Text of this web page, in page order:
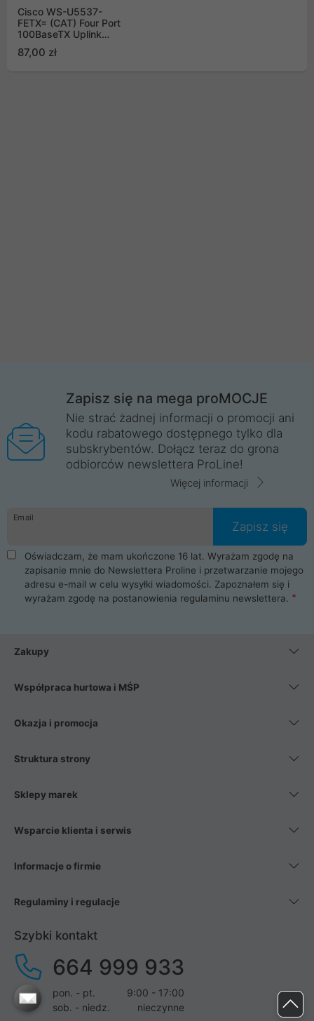
Cisco WS-U5537-
FETX= (CAT) Four Port
100BaseTX Uplink
Engine III
87,00 zł
Zapisz się na mega proMOCJE
Nie strać żadnej informacji o promocji ani
kodu rabatowego dostępnego tylko dla
subskrybentów. Dołącz teraz do grona
odbiorców newslettera ProLine!
Więcej informacji
Email
Zapisz się
Oświadczam, że mam ukończone 16 lat. Wyrażam zgodę na
zapisanie mnie do Newslettera Proline i przetwarzanie mojego
adresu e-mail w celu wysyłki wiadomości. Zapoznałem się i
wyrażam zgodę na postanowienia regulaminu newslettera.
Zakupy
Współpraca hurtowa i MŚP
Okazja i promocja
Struktura strony
Sklepy marek
Wsparcie klienta i serwis
Informacje o firmie
Regulaminy i regulacje
Szybki kontakt
664 999 933
pon. - pt.
9:00 - 17:00
sob. - niedz.
nieczynne